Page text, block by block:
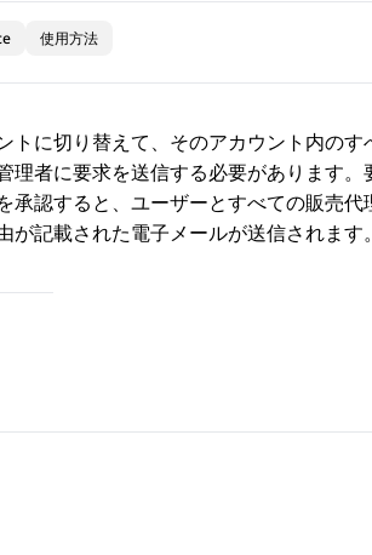
使用方法
に切り替えて、そのアカウント内の
理者に要求を送信する必要があります。
認すると、ユーザーとすべての販売代
記載された電子メールが送信されます。